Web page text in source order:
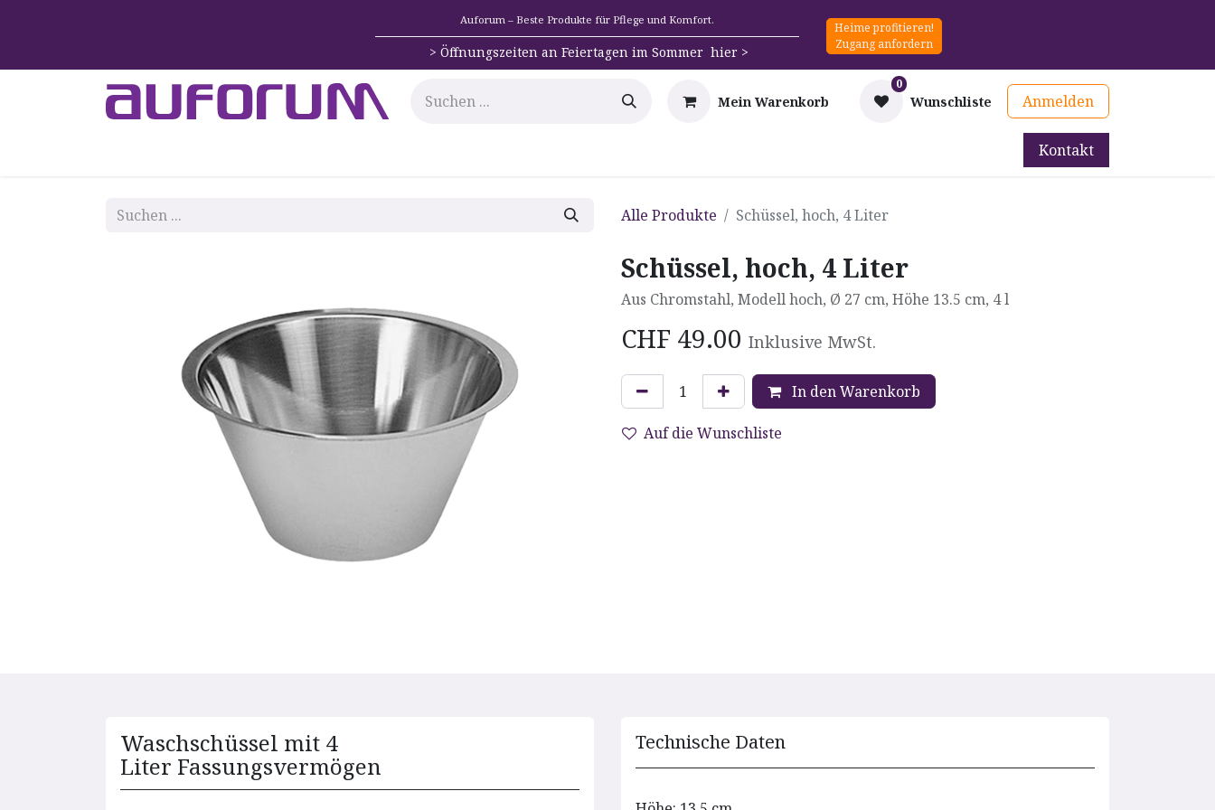
Auforum – Beste Produkte für Pflege und Komfort.
> Öffnungszeiten an Feiertagen im Sommer hier >
Heime profitieren!
Zugang anfordern
Mein Warenkorb
0
Wunschliste Anmelden
Mieten
Kontakt
Alle Produkte Schüssel, hoch, 4 Liter
Schüssel, hoch, 4 Liter
Aus Chromstahl, Modell hoch, Ø 27 cm, Höhe 13.5 cm, 4 l
CHF 49.00 Inklusive MwSt.
In den Warenkorb
Auf die Wunschliste
Waschschüssel mit 4
Liter Fassungsvermögen
Technische D​aten